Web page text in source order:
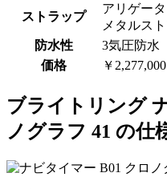
ストラップ
アリゲー
メタルス
防水性
3気圧防水
価格
￥
ブライトリング
ノグラフ 41 の仕